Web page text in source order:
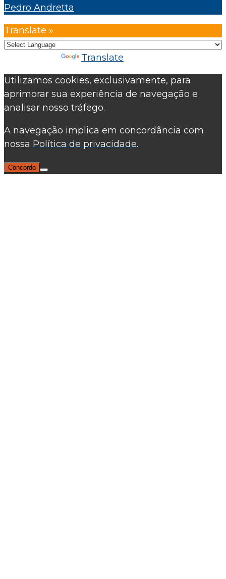
Pedro Andretta
Translate »
Translate
Utilizamos cookies, exclusivamente, para
aprimorar sua experiência de navegação e
analisar nosso tráfego.
A navegação implica em concordância com
nossa Política de privacidade.
Concordo